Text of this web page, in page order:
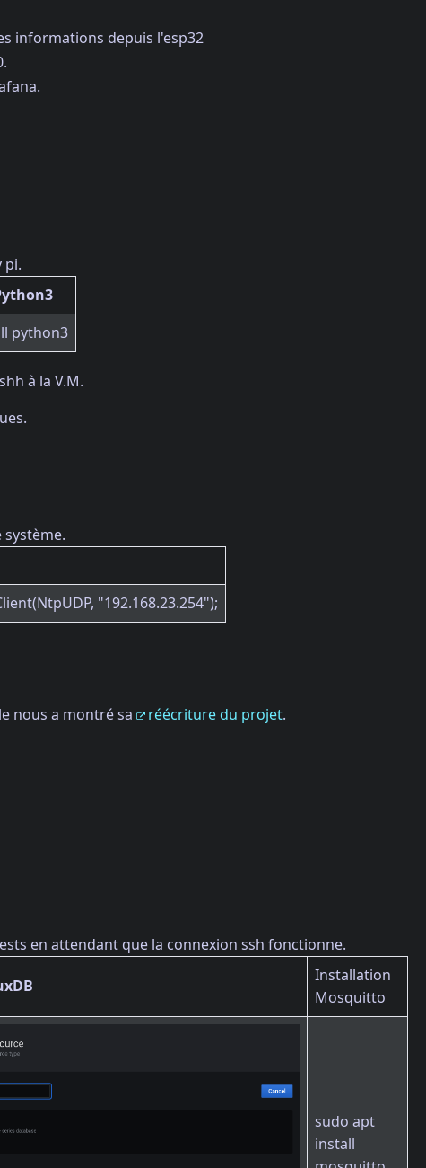
informations depuis l'esp32
pi.
python3
à la V.M.
"192.168.23.254");
nous a montré sa
réécriture du projet.
en attendant que la connexion ssh fonctionne.
Installation
Mosquitto
sudo apt
install